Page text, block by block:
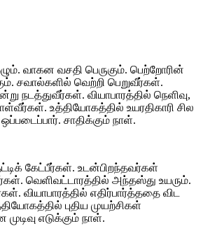
வாகன வசதி பெருகும். பெற்றோரின்
சவால்களில் வெற்றி பெறுவீர்கள்.
நடத்துவீர்கள். வியாபாரத்தில் நெளிவு,
உத்தியோகத்தில் உயரதிகாரி சில
சாதிக்கும் நாள்.
கேட்பீர்கள். உடன்பிறந்தவர்கள்
வெளிவட்டாரத்தில் அந்தஸ்து உயரும்.
வியாபாரத்தில் எதிர்பார்த்ததை விட
புதிய முயற்சிகள்
எடுக்கும் நாள்.